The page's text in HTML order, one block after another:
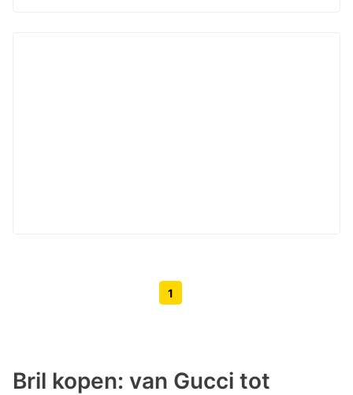
Vorige pagina knop
1
Bril kopen: van Gucci tot